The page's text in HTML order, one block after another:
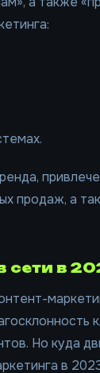
продаж, а
сети в
Но куда
в